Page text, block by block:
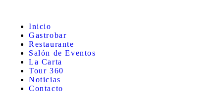
Inicio
Gastrobar
Restaurante
Salón de Eventos
La Carta
Tour 360
Noticias
Contacto